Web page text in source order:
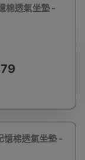
棉透氣坐墊 -
憶棉透氣坐墊 -